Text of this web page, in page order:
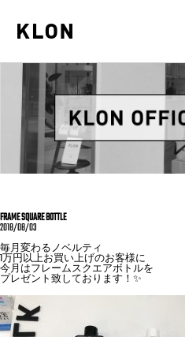
FRAME SQUARE BOTTLE
2018/08/03
毎月変わるノベルティ
1万円以上お買い上げのお客様に
今月はフレームスクエアボトルを
プレゼント致しております！✨